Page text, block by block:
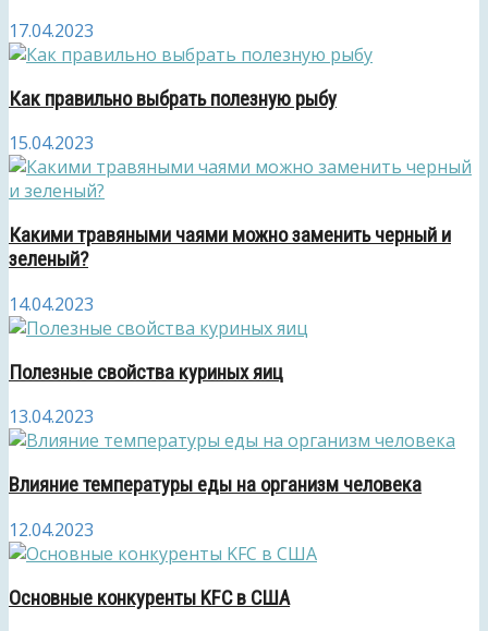
17.04.2023
Как правильно выбрать полезную рыбу
15.04.2023
Какими травяными чаями можно заменить черный и
зеленый?
14.04.2023
Полезные свойства куриных яиц
13.04.2023
Влияние температуры еды на организм человека
12.04.2023
Основные конкуренты KFC в США